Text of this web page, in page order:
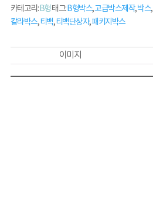
카테고리: B형태그: B형박스,고급박스제작,박스,
칼라박스,티백,티백단상자,패키지박스
이미지